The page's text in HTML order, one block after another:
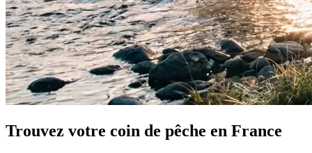
Trouvez votre coin de pêche en France